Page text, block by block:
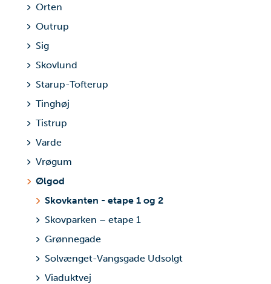
Orten
Outrup
Sig
Skovlund
Starup-Tofterup
Tinghøj
Tistrup
Varde
Vrøgum
Ølgod
Skovkanten - etape 1 og 2
Skovparken – etape 1
Grønnegade
Solvænget-Vangsgade Udsolgt
Viaduktvej